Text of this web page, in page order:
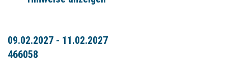
09.02.2027 - 11.02.2027
466058